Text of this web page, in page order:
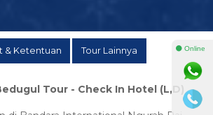
& Ketentuan Tour Lainnya
Tour - Check In Hotel (L,D)
⚫ Online